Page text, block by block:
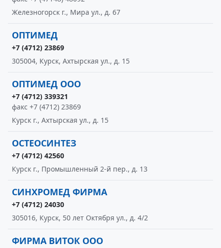
Железногорск г., Мира ул., д. 67
ОПТИМЕД
+7 (4712) 23869
305004, Курск, Ахтырская ул., д. 15
ОПТИМЕД ООО
+7 (4712) 339321
факс +7 (4712) 23869
Курск г., Ахтырская ул., д. 15
ОСТЕОСИНТЕЗ
+7 (4712) 42560
Курск г., Промышленный 2-й пер., д. 13
СИНХРОМЕД ФИРМА
+7 (4712) 24030
305016, Курск, 50 лет Октября ул., д. 4/2
ФИРМА ВИТОК ООО